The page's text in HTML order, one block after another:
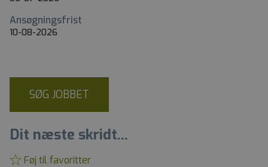
Ansøgningsfrist
10-08-2026
SØG JOBBET
Dit næste skridt...
Føj til favoritter